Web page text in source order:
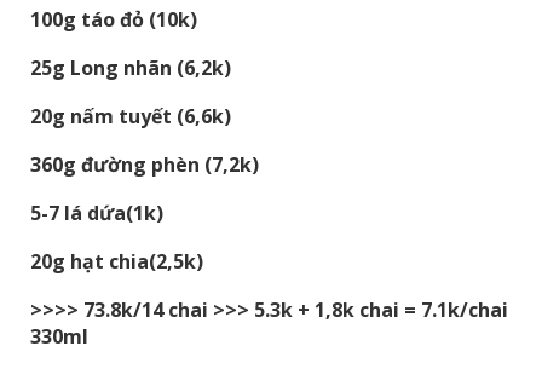
100g táo đỏ (10k)
25g Long nhãn (6,2k)
20g nấm tuyết (6,6k)
360g đường phèn (7,2k)
5-7 lá dứa(1k)
20g hạt chia(2,5k)
>>>> 73.8k/14 chai >>> 5.3k + 1,8k chai = 7.1k/chai
330ml